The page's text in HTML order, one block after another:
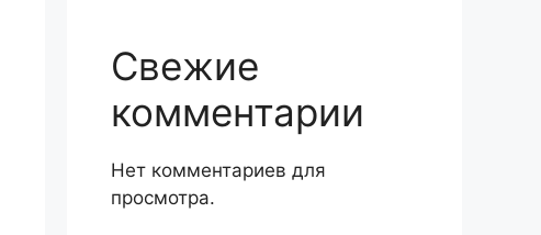
Свежие
комментарии
Нет комментариев для
просмотра.